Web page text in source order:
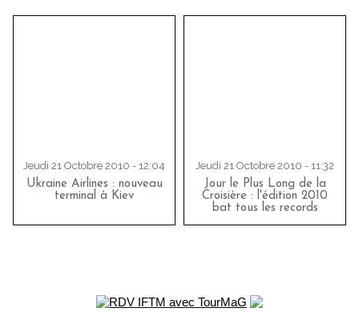
Jeudi 21 Octobre 2010 - 12:04
Ukraine Airlines : nouveau
terminal à Kiev
Jeudi 21 Octobre 2010 - 11:32
Jour le Plus Long de la
Croisière : l'édition 2010
bat tous les records